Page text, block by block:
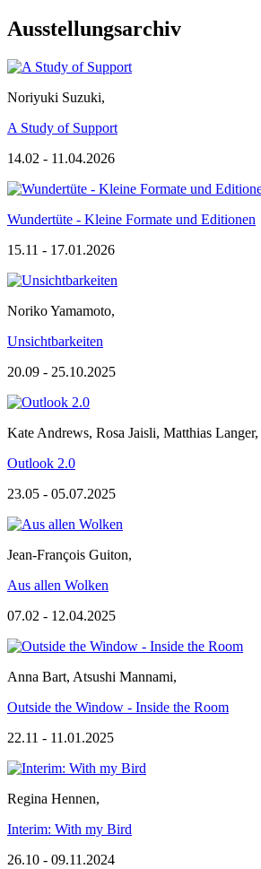
Ausstellungsarchiv
Noriyuki Suzuki,
A Study of Support
14.02 - 11.04.2026
Wundertüte - Kleine Formate und Editionen
15.11 - 17.01.2026
Noriko Yamamoto,
Unsichtbarkeiten
20.09 - 25.10.2025
Kate Andrews, Rosa Jaisli, Matthias Langer,
Outlook 2.0
23.05 - 05.07.2025
Jean-François Guiton,
Aus allen Wolken
07.02 - 12.04.2025
Anna Bart, Atsushi Mannami,
Outside the Window - Inside the Room
22.11 - 11.01.2025
Regina Hennen,
Interim: With my Bird
26.10 - 09.11.2024